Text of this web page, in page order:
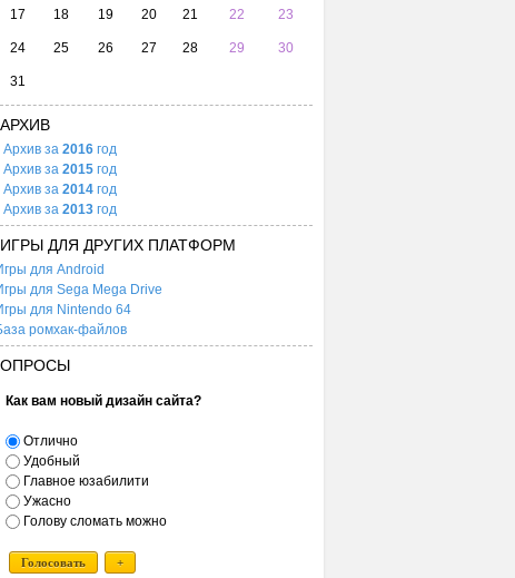
17 18 19 20 21 22 23
24 25 26 27 28 29 30
31
АРХИВ
Архив за 2016 год
Архив за 2015 год
Архив за 2014 год
Архив за 2013 год
ИГРЫ ДЛЯ ДРУГИХ ПЛАТФОРМ
для Android
для Sega Mega Drive
для Nintendo 64
ромхак-файлов
ОПРОСЫ
Как вам новый дизайн сайта?
Отлично
Удобный
Главное юзабилити
Ужасно
Голову сломать можно
Голосовать +